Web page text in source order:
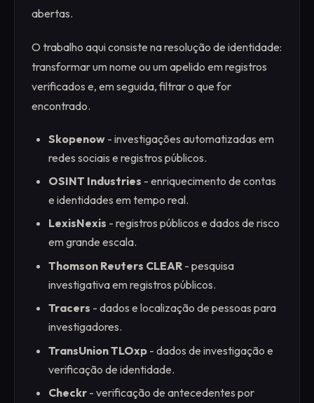
abertas.
O trabalho aqui consiste na resolução de identidade:
transformar um nome ou um apelido em registros
verificados e, em seguida, filtrar o que for
encontrado.
Skopenow - investigações automatizadas em
redes sociais e registros públicos.
OSINT Industries - enriquecimento de contas
e identidades em tempo real.
LexisNexis - registros públicos e dados de risco
em grande escala.
Thomson Reuters CLEAR - pesquisa
investigativa em registros públicos.
Tracers - dados e localização de pessoas para
investigadores.
TransUnion TLOxp - dados de investigação e
verificação de identidade.
Checkr - verificação de antecedentes por